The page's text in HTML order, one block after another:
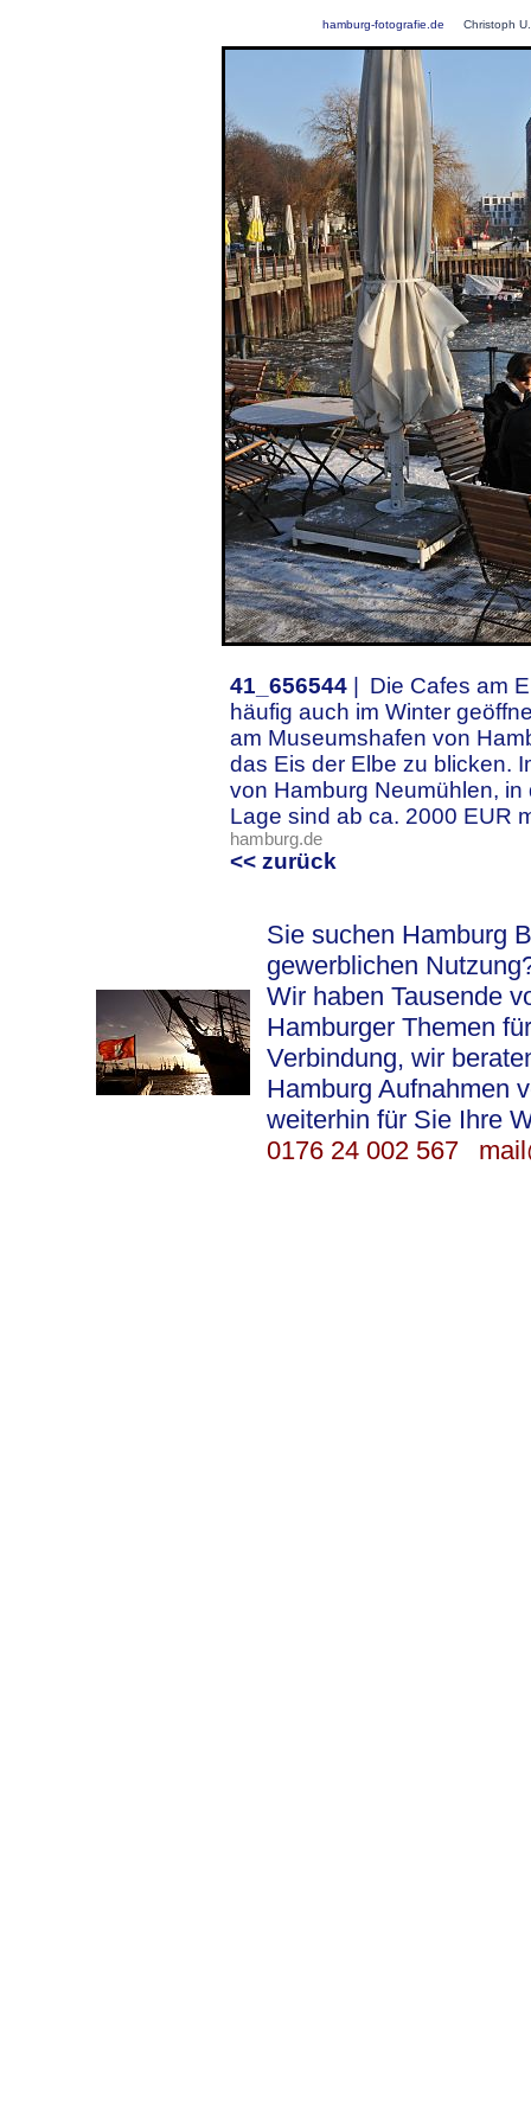
hamburg-fotografie.de Christoph
41_656544|
Die Cafes am
häufig auch im Winter
am Museumshafen von
das Eis der Elbe zu blicken.
von Hamburg Neumühlen,
Lage sind ab ca. 2000 EUR
hamburg.de
<< zurück
Sie suchen Hamburg
gewerblichen
Wir haben Tausende
Hamburger Themen
Verbindung, wir
Hamburg Aufnahmen
weiterhin für Sie Ihre
0176 24 002 567